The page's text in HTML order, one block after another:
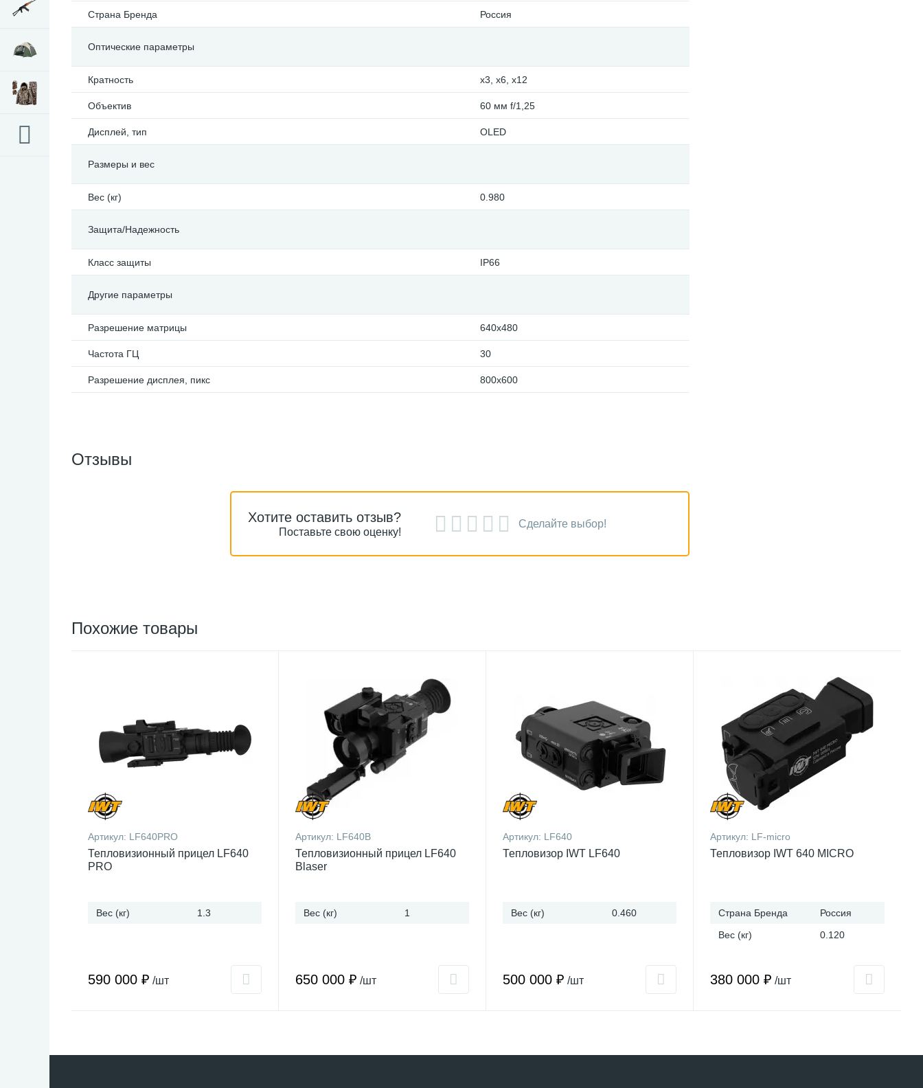
Страна Бренда Россия
Оптические параметры
Кратность x3, x6, x12
Объектив 60 мм f/1,25
Дисплей, тип OLED
Размеры и вес
Вес (кг) 0.980
Защита/Надежность
Класс защиты IP66
Другие параметры
Разрешение матрицы 640x480
Частота ГЦ 30
Разрешение дисплея, пикс 800x600
Отзывы
Хотите оставить отзыв?
Поставьте свою оценку!
Сделайте выбор!
Похожие товары
Артикул: LF640PRO
Тепловизионный прицел LF640
PRO
Вес (кг) 1.3
590 000 ₽ /шт
Артикул: LF640B
Тепловизионный прицел LF640
Blaser
Вес (кг) 1
650 000 ₽ /шт
Артикул: LF640
Тепловизор IWT LF640
Вес (кг) 0.460
500 000 ₽ /шт
Артикул: LF-micro
Тепловизор IWT 640 MICRO
Страна Бренда
Россия
Вес (кг)
0.120
380 000 ₽ /шт